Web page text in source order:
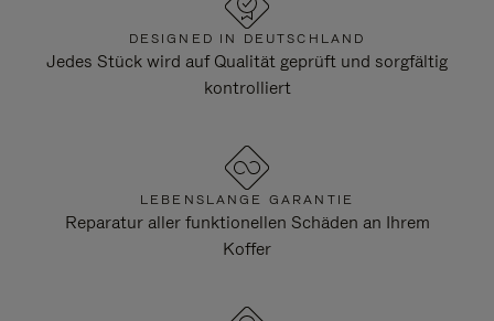
DESIGNED IN DEUTSCHLAND
Jedes Stück wird auf Qualität geprüft und sorgfältig
kontrolliert
LEBENSLANGE GARANTIE
Reparatur aller funktionellen Schäden an Ihrem
Koffer